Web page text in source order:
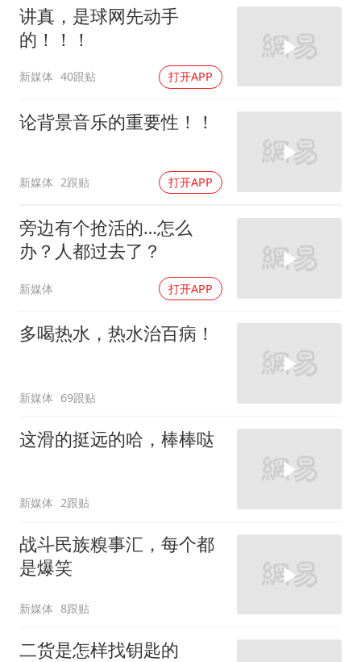
人民的健康、体质、幸福一脉相承
讲真，是球网先动手
的！！！
新媒体 40跟贴 打开APP
论背景音乐的重要性！！
新媒体 2跟贴 打开APP
旁边有个抢活的…怎么
办？人都过去了？
新媒体 打开APP
多喝热水，热水治百病！
新媒体 69跟贴
这滑的挺远的哈，棒棒哒
新媒体 2跟贴
战斗民族糗事汇，每个都
是爆笑
新媒体 8跟贴
二货是怎样找钥匙的